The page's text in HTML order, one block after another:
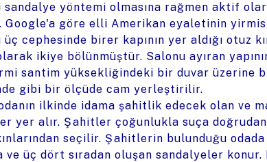
yöntemi olmasına rağmen aktif
göre elli Amerikan eyaletinin
üç cephesinde birer kapının yer aldığı otuz
ikiye bölünmüştür. Salonu ayıran
santim yüksekliğindeki bir duvar üzerine
gibi bir ölçüde cam yerleştirilir.
ilkinde idama şahitlik edecek olan ve
yer alır. Şahitler çoğunlukla suça
seçilir. Şahitlerin bulunduğu
ve üç dört sıradan oluşan sandalyeler konur.